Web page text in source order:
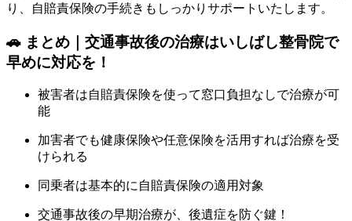
り、自賠責保険の手続きもしっかりサポートいたします。
🚗 まとめ｜交通事故後の治療はいしばし整骨院で
早めに対応を！
被害者は自賠責保険を使って窓口負担なしで治療が可
能
加害者でも健康保険や任意保険を活用すれば治療を受
けられる
同乗者は基本的に自賠責保険の適用対象
交通事故後の早期治療が、後遺症を防ぐ鍵！